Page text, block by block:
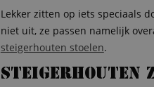
Lekker zitten op iets speciaals
niet uit, ze passen namelijk
steigerhouten stoelen.
Steigerhouten